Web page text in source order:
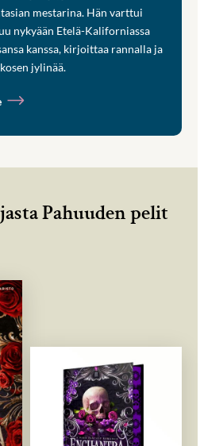
mestarina. Hän varttui
nykyään Etelä-Kaliforniassa
kanssa, kirjoittaa rannalla ja
jylinää.
Pahuuden pelit